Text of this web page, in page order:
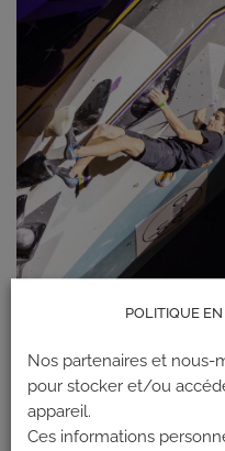
Précédent
Suivant→
POLITIQUE
Nos partenaires et nous-
pour stocker et/ou
appareil.
Ces informations